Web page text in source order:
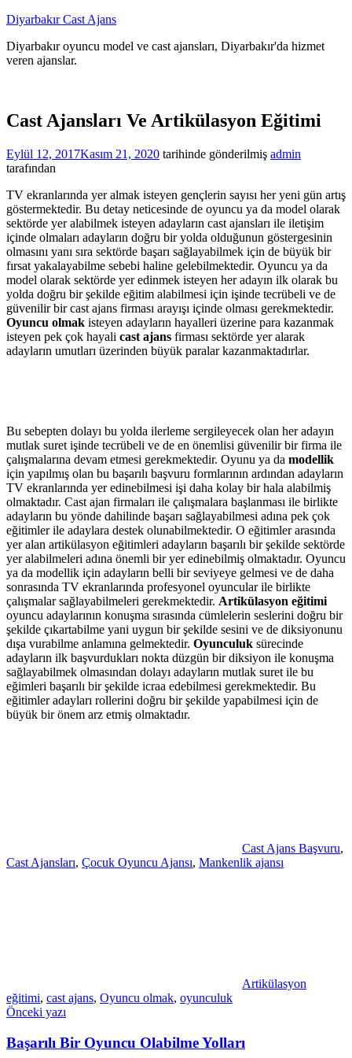
İçeriğe
Diyarbakır Cast Ajans
Diyarbakır oyuncu model ve cast ajansları, Diyarbakır'da hizmet
veren ajanslar.
Cast Ajansları Ve Artikülasyon Eğitimi
Eylül 12, 2017Kasım 21, 2020 tarihinde gönderilmiş admin
tarafından
TV ekranlarında yer almak isteyen gençlerin sayısı her yeni gün artış
göstermektedir. Bu detay neticesinde de oyuncu ya da model olarak
sektörde yer alabilmek isteyen adayların cast ajansları ile iletişim
içinde olmaları adayların doğru bir yolda olduğunun göstergesinin
olmasını yanı sıra sektörde başarı sağlayabilmek için de büyük bir
fırsat yakalayabilme sebebi haline gelebilmektedir. Oyuncu ya da
model olarak sektörde yer edinmek isteyen her adayın ilk olarak bu
yolda doğru bir şekilde eğitim alabilmesi için işinde tecrübeli ve de
güvenilir bir cast ajans firması arayışı içinde olması gerekmektedir.
Oyuncu olmak isteyen adayların hayalleri üzerine para kazanmak
isteyen pek çok hayali cast ajans firması sektörde yer alarak
adayların umutları üzerinden büyük paralar kazanmaktadırlar.
Bu sebepten dolayı bu yolda ilerleme sergileyecek olan her adayın
mutlak suret işinde tecrübeli ve de en önemlisi güvenilir bir firma ile
çalışmalarına devam etmesi gerekmektedir. Oyunu ya da modellik
için yapılmış olan bu başarılı başvuru formlarının ardından adayların
TV ekranlarında yer edinebilmesi işi daha kolay bir hala alabilmiş
olmaktadır. Cast ajan firmaları ile çalışmalara başlanması ile birlikte
adayların bu yönde dahilinde başarı sağlayabilmesi adına pek çok
eğitimler ile adaylara destek olunabilmektedir. O eğitimler arasında
yer alan artikülasyon eğitimleri adayların başarılı bir şekilde sektörde
yer alabilmeleri adına önemli bir yer edinebilmiş olmaktadır. Oyuncu
ya da modellik için adayların belli bir seviyeye gelmesi ve de daha
sonrasında TV ekranlarında profesyonel oyuncular ile birlikte
çalışmalar sağlayabilmeleri gerekmektedir. Artikülasyon eğitimi
oyuncu adaylarının konuşma sırasında cümlelerin seslerini doğru bir
şekilde çıkartabilme yani uygun bir şekilde sesini ve de diksiyonunu
dışa vurabilme anlamına gelmektedir. Oyunculuk sürecinde
adayların ilk başvurdukları nokta düzgün bir diksiyon ile konuşma
sağlayabilmek olmasından dolayı adayların mutlak suret ile bu
eğimleri başarılı bir şekilde icraa edebilmesi gerekmektedir. Bu
eğitimler adayları rollerini doğru bir şekilde yapabilmesi için de
büyük bir önem arz etmiş olmaktadır.
Cast Ajans Başvuru,
Cast Ajansları, Çocuk Oyuncu Ajansı, Mankenlik ajansı
Artikülasyon
eğitimi, cast ajans, Oyuncu olmak, oyunculuk
Yazı
gezinmesi
Önceki yazı
Başarılı Bir Oyuncu Olabilme Yolları